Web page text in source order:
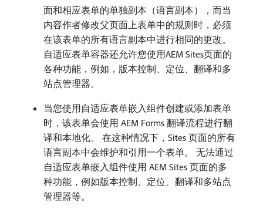
面和相应表单的单独副本（语言副本），而当
内容作者修改父页面上表单中的规则时，必须
在该表单的所有语言副本中进行相同的更改。
自适应表单容器还允许您使用AEM Sites页面的
各种功能，例如，版本控制、定位、翻译和多
站点管理器。
当您使用自适应表单嵌入组件创建或添加表单
时，该表单会使用 AEM Forms 翻译流程进行翻
译和本地化。 在这种情况下，Sites 页面的所有
语言副本中会维护和引用一个表单。 无法通过
自适应表单嵌入组件使用 AEM Sites 页面的多
种功能，例如版本控制、定位、翻译和多站点
管理器等。